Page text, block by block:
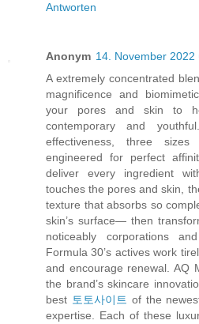
Antworten
Anonym 14. November 2022
A extremely concentrated
magnificence and
your pores and skin to
contemporary and
effectiveness, three sizes
engineered for perfect
deliver every ingredient
touches the pores and skin,
texture that absorbs so
skin’s surface— then
noticeably corporations
Formula 30’s actives work
and encourage renewal. AQ
the brand’s skincare
best 토토사이트 of the
expertise. Each of these